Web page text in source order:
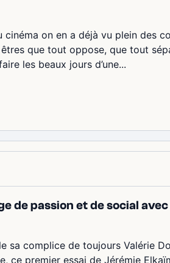
cinéma on en a déjà vu plein des
que tout oppose, que tout
les beaux jours d’une...
de passion et de social
sa complice de toujours Valérie
ce premier essai de Jérémie